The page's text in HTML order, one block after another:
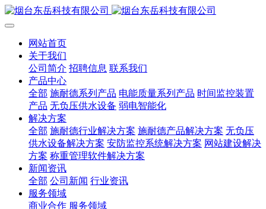
网站首页
关于我们
公司简介 招聘信息 联系我们
产品中心
全部 施耐德系列产品 电能质量系列产品 时间监控装置
产品 无负压供水设备 弱电智能化
解决方案
全部 施耐德行业解决方案 施耐德产品解决方案 无负压
供水设备解决方案 安防监控系统解决方案 网站建设解决
方案 称重管理软件解决方案
新闻资讯
全部 公司新闻 行业资讯
服务领域
商业合作 服务领域